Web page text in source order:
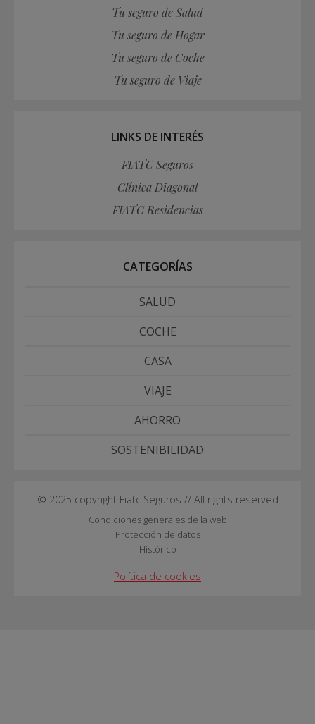
Tu seguro de Salud
Tu seguro de Hogar
Tu seguro de Coche
Tu seguro de Viaje
LINKS DE INTERÉS
FIATC Seguros
Clínica Diagonal
FIATC Residencias
CATEGORÍAS
SALUD
COCHE
CASA
VIAJE
AHORRO
SOSTENIBILIDAD
© 2025 copyright Fiatc Seguros // All rights reserved
Condiciones generales de la web
Protección de datos
Histórico
Política de cookies